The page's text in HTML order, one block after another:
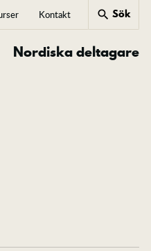
Kontakt search Sök
Nordiska deltagare